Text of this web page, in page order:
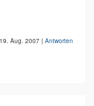
19. Aug. 2007 | Antworten